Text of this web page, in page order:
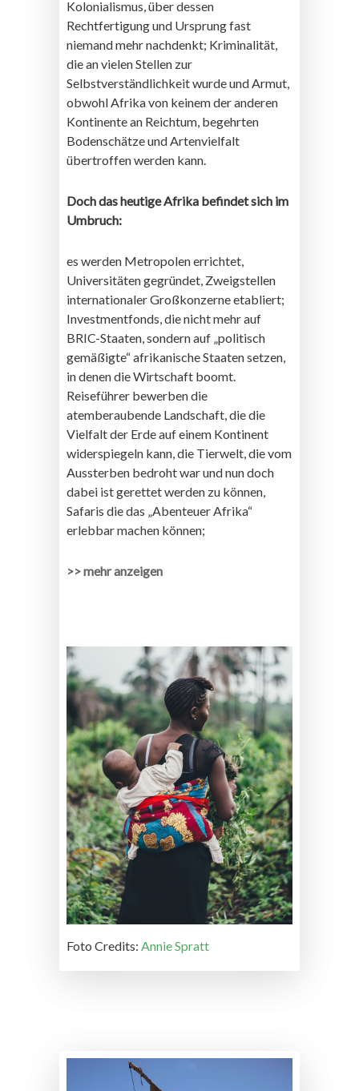
Kolonialismus, über dessen
Rechtfertigung und Ursprung fast
niemand mehr nachdenkt; Kriminalität,
die an vielen Stellen zur
Selbstverständlichkeit wurde und Armut,
obwohl Afrika von keinem der anderen
Kontinente an Reichtum, begehrten
Bodenschätze und Artenvielfalt
übertroffen werden kann.
Doch das heutige Afrika befindet sich im
Umbruch:
es werden Metropolen errichtet,
Universitäten gegründet, Zweigstellen
internationaler Großkonzerne etabliert;
Investmentfonds, die nicht mehr auf
BRIC-Staaten, sondern auf „politisch
gemäßigte“ afrikanische Staaten setzen,
in denen die Wirtschaft boomt.
Reiseführer bewerben die
atemberaubende Landschaft, die die
Vielfalt der Erde auf einem Kontinent
widerspiegeln kann, die Tierwelt, die vom
Aussterben bedroht war und nun doch
dabei ist gerettet werden zu können,
Safaris die das „Abenteuer Afrika“
erlebbar machen können;
>> mehr anzeigen
Foto Credits: Annie Spratt